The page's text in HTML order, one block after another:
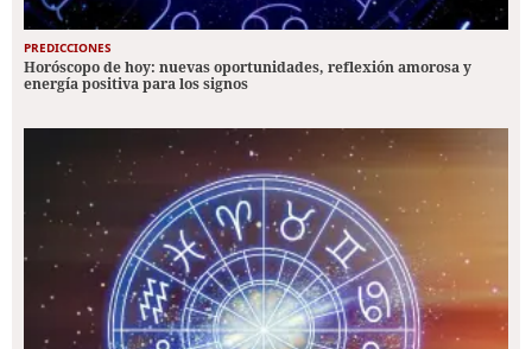
PREDICCIONES
Horóscopo de hoy: nuevas oportunidades, reflexión amorosa y
energía positiva para los signos